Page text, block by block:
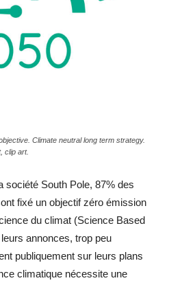
Climate neutral long term strategy.
clip art.
société South Pole, 87% des
fixé un objectif zéro émission
du climat (Science Based
annonces, trop peu
publiquement sur leurs plans
climatique nécessite une